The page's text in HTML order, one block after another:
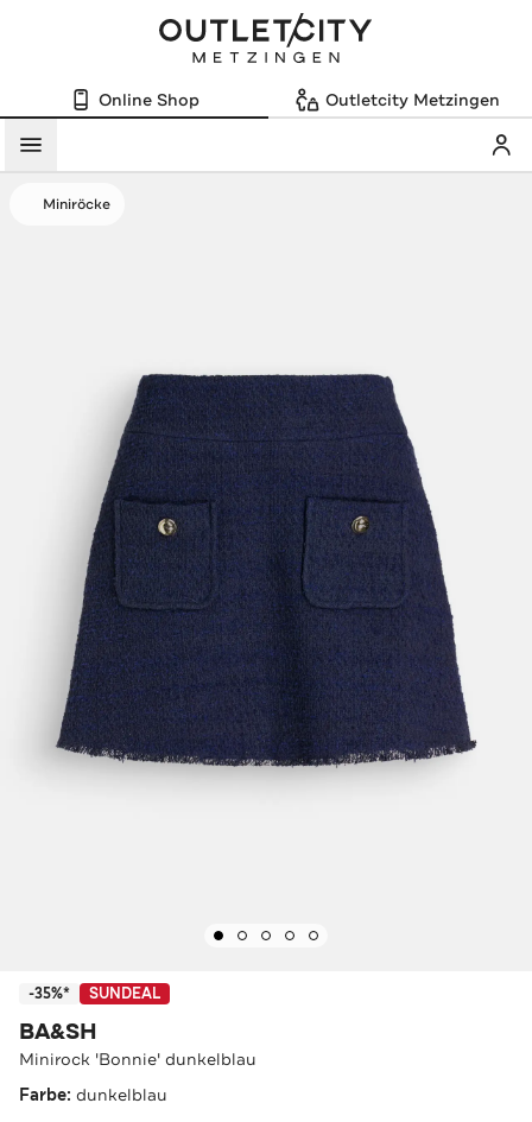
Online Shop Outletcity Metzingen
Menü
Miniröcke
-35%* SUNDEAL
BA&SH
Minirock 'Bonnie' dunkelblau
Farbe: dunkelblau